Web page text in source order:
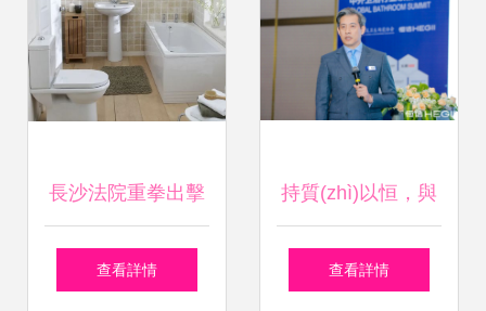
篇章
長沙法院重拳出擊
銷售假冒品牌衛
查看詳情
持質(zhì)以恒，與
中國衛(wèi)浴同行
查看詳情